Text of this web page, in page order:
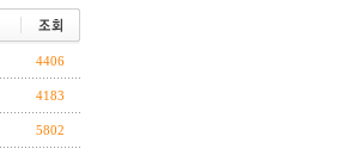
4406
4183
5802